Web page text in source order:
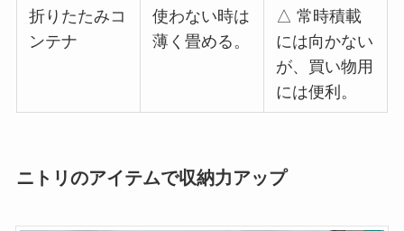
折りたたみコ
ンテナ
使わない時は
薄く畳める。
△ 常時積載
には向かない
が、買い物用
には便利。
ニトリのアイテムで収納力アップ